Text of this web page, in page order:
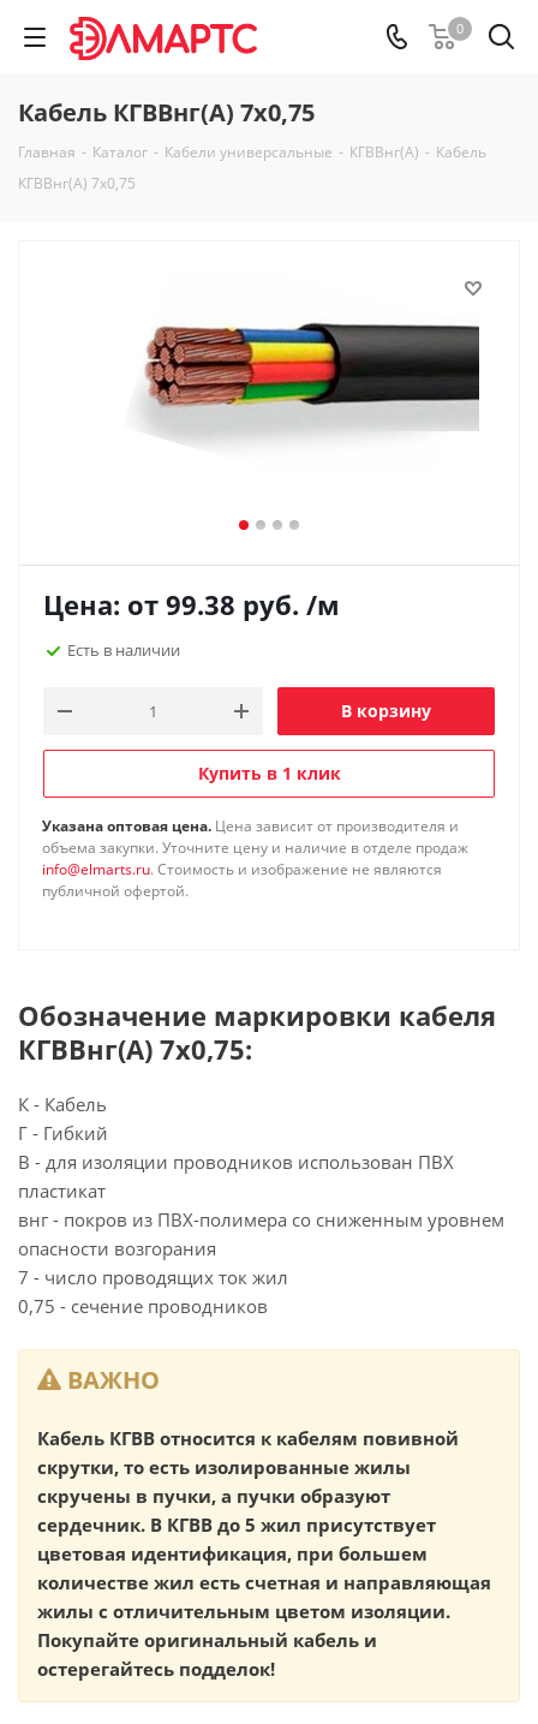
0
Кабель КГВВнг(А) 7х0,75
Главная - Каталог - Кабели универсальные - КГВВнг(А) - Кабель
КГВВнг(А) 7х0,75
Цена: от 99.38 руб. /м
Есть в наличии
В корзину
Купить в 1 клик
Указана оптовая цена. Цена зависит от производителя и
объема закупки. Уточните цену и наличие в отделе продаж
info@elmarts.ru. Стоимость и изображение не являются
публичной офертой.
Обозначение маркировки кабеля
КГВВнг(А) 7х0,75:
К - Кабель
Г - Гибкий
В - для изоляции проводников использован ПВХ
пластикат
внг - покров из ПВХ-полимера со сниженным уровнем
опасности возгорания
7 - число проводящих ток жил
0,75 - сечение проводников
ВАЖНО
Кабель КГВВ относится к кабелям повивной
скрутки, то есть изолированные жилы
скручены в пучки, а пучки образуют
сердечник. В КГВВ до 5 жил присутствует
цветовая идентификация, при большем
количестве жил есть счетная и направляющая
жилы с отличительным цветом изоляции.
Покупайте оригинальный кабель и
остерегайтесь подделок!